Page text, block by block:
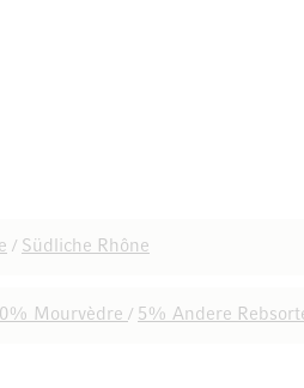
/ Südliche Rhône
Mourvèdre / 5% Andere